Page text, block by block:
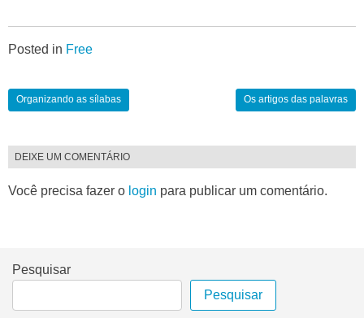
Posted in Free
Organizando as sílabas Os artigos das palavras
DEIXE UM COMENTÁRIO
Você precisa fazer o login para publicar um comentário.
Pesquisar
Pesquisar